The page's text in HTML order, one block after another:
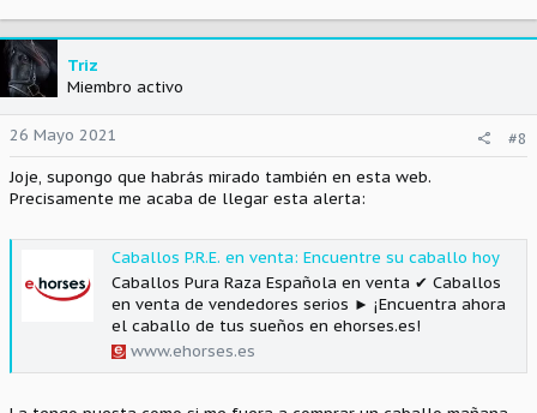
Triz
Miembro activo
26 Mayo 2021
#8
Joje, supongo que habrás mirado también en esta web.
Precisamente me acaba de llegar esta alerta:
Caballos P.R.E. en venta: Encuentre su caballo hoy
Caballos Pura Raza Española en venta ✔ Caballos
en venta de vendedores serios ► ¡Encuentra ahora
el caballo de tus sueños en ehorses.es!
www.ehorses.es